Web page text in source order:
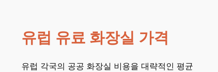
유럽 유료 화장실 가격
유럽 각국의 공공 화장실 비용을 대략적인 평균